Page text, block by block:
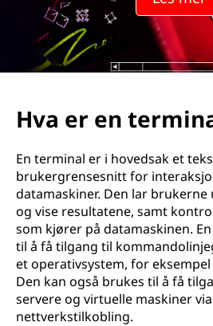
Hva er en
En terminal er i hovedsak et
brukergrensesnitt for
datamaskiner. Den lar
og vise resultatene, samt
som kjører på datamaskinen.
til å få tilgang til
et operativsystem, for
Den kan også brukes til å få
servere og virtuelle maskiner
nettverkstilkobling.